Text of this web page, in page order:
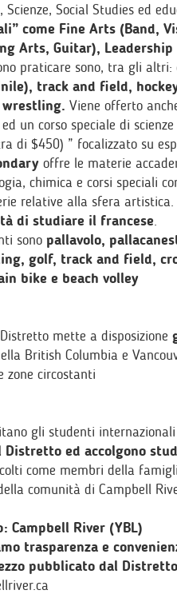
Social Studies ed
come Fine Arts (Band,
Arts, Guitar),
praticare sono, tra gli altri:
track and field,
wrestling. Viene offerto
un corso speciale di
di $450) ” focalizzato su
offre le materie
chimica e corsi speciali
relative alla sfera artistica.
di studiare il francese.
sono pallavolo,
golf, track and field,
bike e beach volley
mette a disposizione
British Columbia e
zone circostanti
gli studenti internazionali
Distretto ed accolgono
come membri della
comunità di Campbell
Campbell River (YBL)
trasparenza e
pubblicato dal